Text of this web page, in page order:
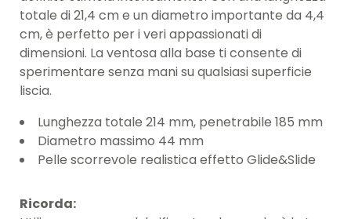
totale di 21,4 cm e un diametro importante da 4,4
cm, è perfetto per i veri appassionati di
dimensioni. La ventosa alla base ti consente di
sperimentare senza mani su qualsiasi superficie
liscia.
Lunghezza totale 214 mm, penetrabile 185 mm
Diametro massimo 44 mm
Pelle scorrevole realistica effetto Glide&Slide
Ricorda: